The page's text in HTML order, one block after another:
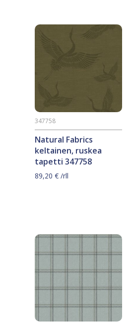
Natural Fabrics
keltainen, ruskea
tapetti 347758
347758
89,20 € /rll